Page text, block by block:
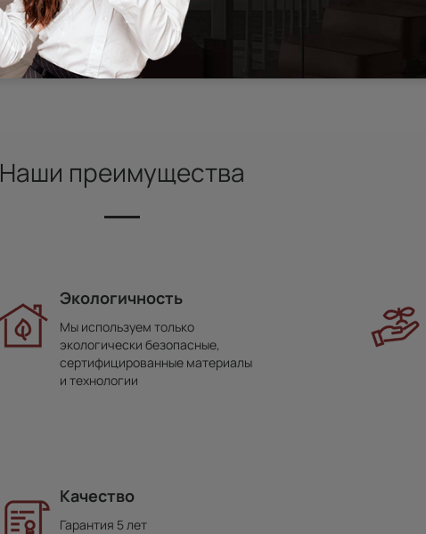
Наши преимущества
Экологичность
Мы используем только
экологически безопасные,
сертифицированные материалы
и технологии
Качество
Гарантия 5 лет